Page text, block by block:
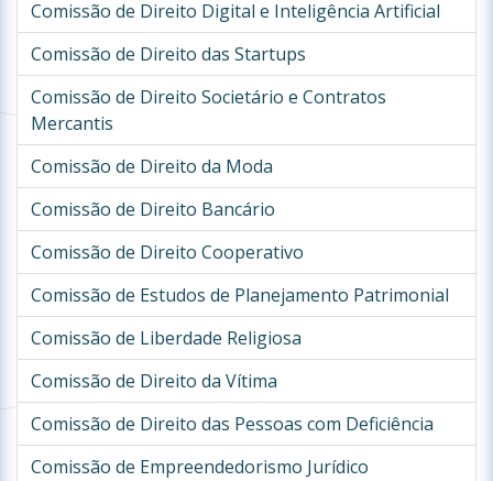
Comissão de Direito Digital e Inteligência Artificial
Comissão de Direito das Startups
Comissão de Direito Societário e Contratos
Mercantis
Comissão de Direito da Moda
Comissão de Direito Bancário
Comissão de Direito Cooperativo
Comissão de Estudos de Planejamento Patrimonial
Comissão de Liberdade Religiosa
Comissão de Direito da Vítima
Comissão de Direito das Pessoas com Deficiência
Comissão de Empreendedorismo Jurídico